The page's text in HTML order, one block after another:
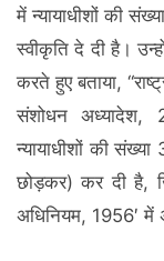
में न्यायाधीशों की
स्वीकृति दे दी है।
करते हुए बताया,
संशोधन अध्यादेश,
न्यायाधीशों की
छोड़कर) कर दी है,
अधिनियम, 1956′ में